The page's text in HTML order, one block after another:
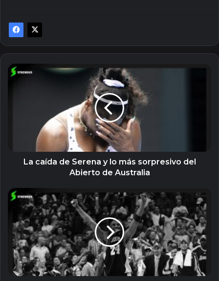
La
caída
sorpresivo
AbiertoLa caída de Serena y lo más sorpresivo del
Abierto de Australia
La
carrera
Kobe
Bryant
en
datos